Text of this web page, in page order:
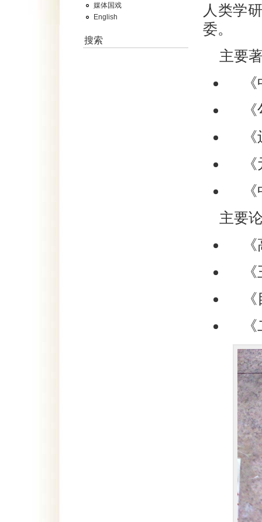
媒体国戏
English
搜索
人类学
委。
主要
主要